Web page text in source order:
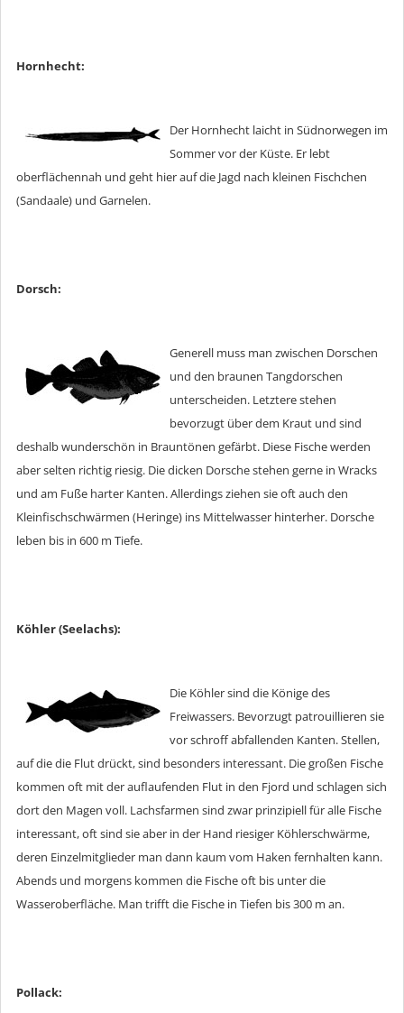
Hornhecht:
Der Hornhecht laicht in Südnorwegen im
Sommer vor der Küste. Er lebt
oberflächennah und geht hier auf die Jagd nach kleinen Fischchen
(Sandaale) und Garnelen.
Dorsch:
Generell muss man zwischen Dorschen
und den braunen Tangdorschen
unterscheiden. Letztere stehen
bevorzugt über dem Kraut und sind
deshalb wunderschön in Brauntönen gefärbt. Diese Fische werden
aber selten richtig riesig. Die dicken Dorsche stehen gerne in Wracks
und am Fuße harter Kanten. Allerdings ziehen sie oft auch den
Kleinfischschwärmen (Heringe) ins Mittelwasser hinterher. Dorsche
leben bis in 600 m Tiefe.
Köhler (Seelachs):
Die Köhler sind die Könige des
Freiwassers. Bevorzugt patrouillieren sie
vor schroff abfallenden Kanten. Stellen,
auf die die Flut drückt, sind besonders interessant. Die großen Fische
kommen oft mit der auflaufenden Flut in den Fjord und schlagen sich
dort den Magen voll. Lachsfarmen sind zwar prinzipiell für alle Fische
interessant, oft sind sie aber in der Hand riesiger Köhlerschwärme,
deren Einzelmitglieder man dann kaum vom Haken fernhalten kann.
Abends und morgens kommen die Fische oft bis unter die
Wasseroberfläche. Man trifft die Fische in Tiefen bis 300 m an.
Pollack: